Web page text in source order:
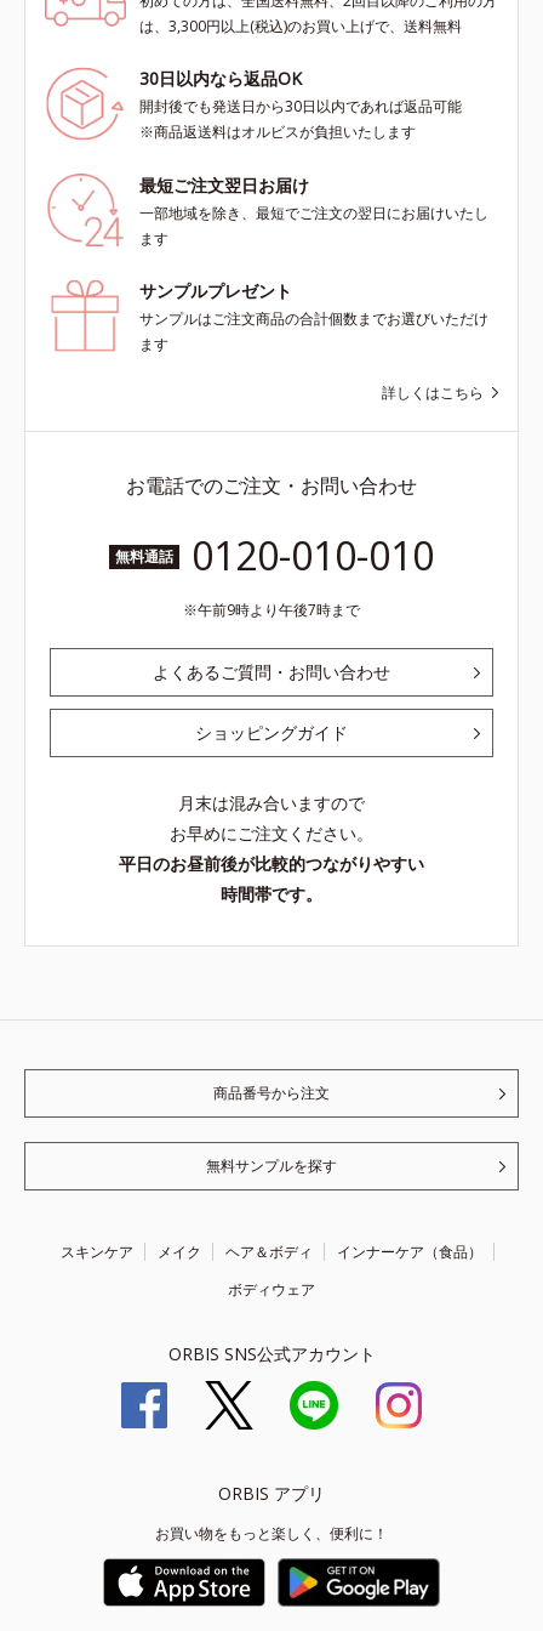
は、3,300円以上(税込)のお買い上げで、送料無料
30日以内なら返品OK
開封後でも発送日から30日以内であれば返品可能
※商品返送料はオルビスが負担いたします
最短ご注文翌日お届け
一部地域を除き、最短でご注文の翌日にお届けいたし
ます
サンプルプレゼント
サンプルはご注文商品の合計個数までお選びいただけ
ます
詳しくはこちら
お電話でのご注文・お問い合わせ
無料通話 0120-010-010
午前9時より午後7時まで
よくあるご質問・お問い合わせ
ショッピングガイド
月末は混み合いますので
お早めにご注文ください。
平日のお昼前後が比較的つながりやすい
時間帯です。
商品番号から注文
無料サンプルを探す
スキンケア メイク ヘア＆ボディ
インナーケア（食品）
ボディウェア
ORBIS SNS公式アカウント
ORBIS アプリ
お買い物をもっと楽しく、便利に！